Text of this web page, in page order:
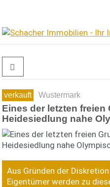
verkauft Wustermark
Eines der letzten
Heidesiedlung nahe
Aus Gründen der
Eigentümer werden zu